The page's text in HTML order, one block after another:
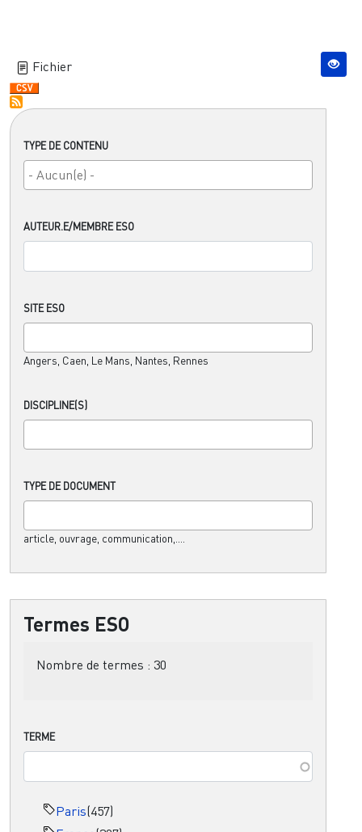
TYPE DE CONTENU
AUTEUR.E/MEMBRE ESO
SITE ESO
Angers, Caen, Le Mans, Nantes, Rennes
DISCIPLINE(S)
TYPE DE DOCUMENT
article, ouvrage, communication,....
Termes ESO
Nombre de termes : 30
TERME
Paris(457)
Fichier